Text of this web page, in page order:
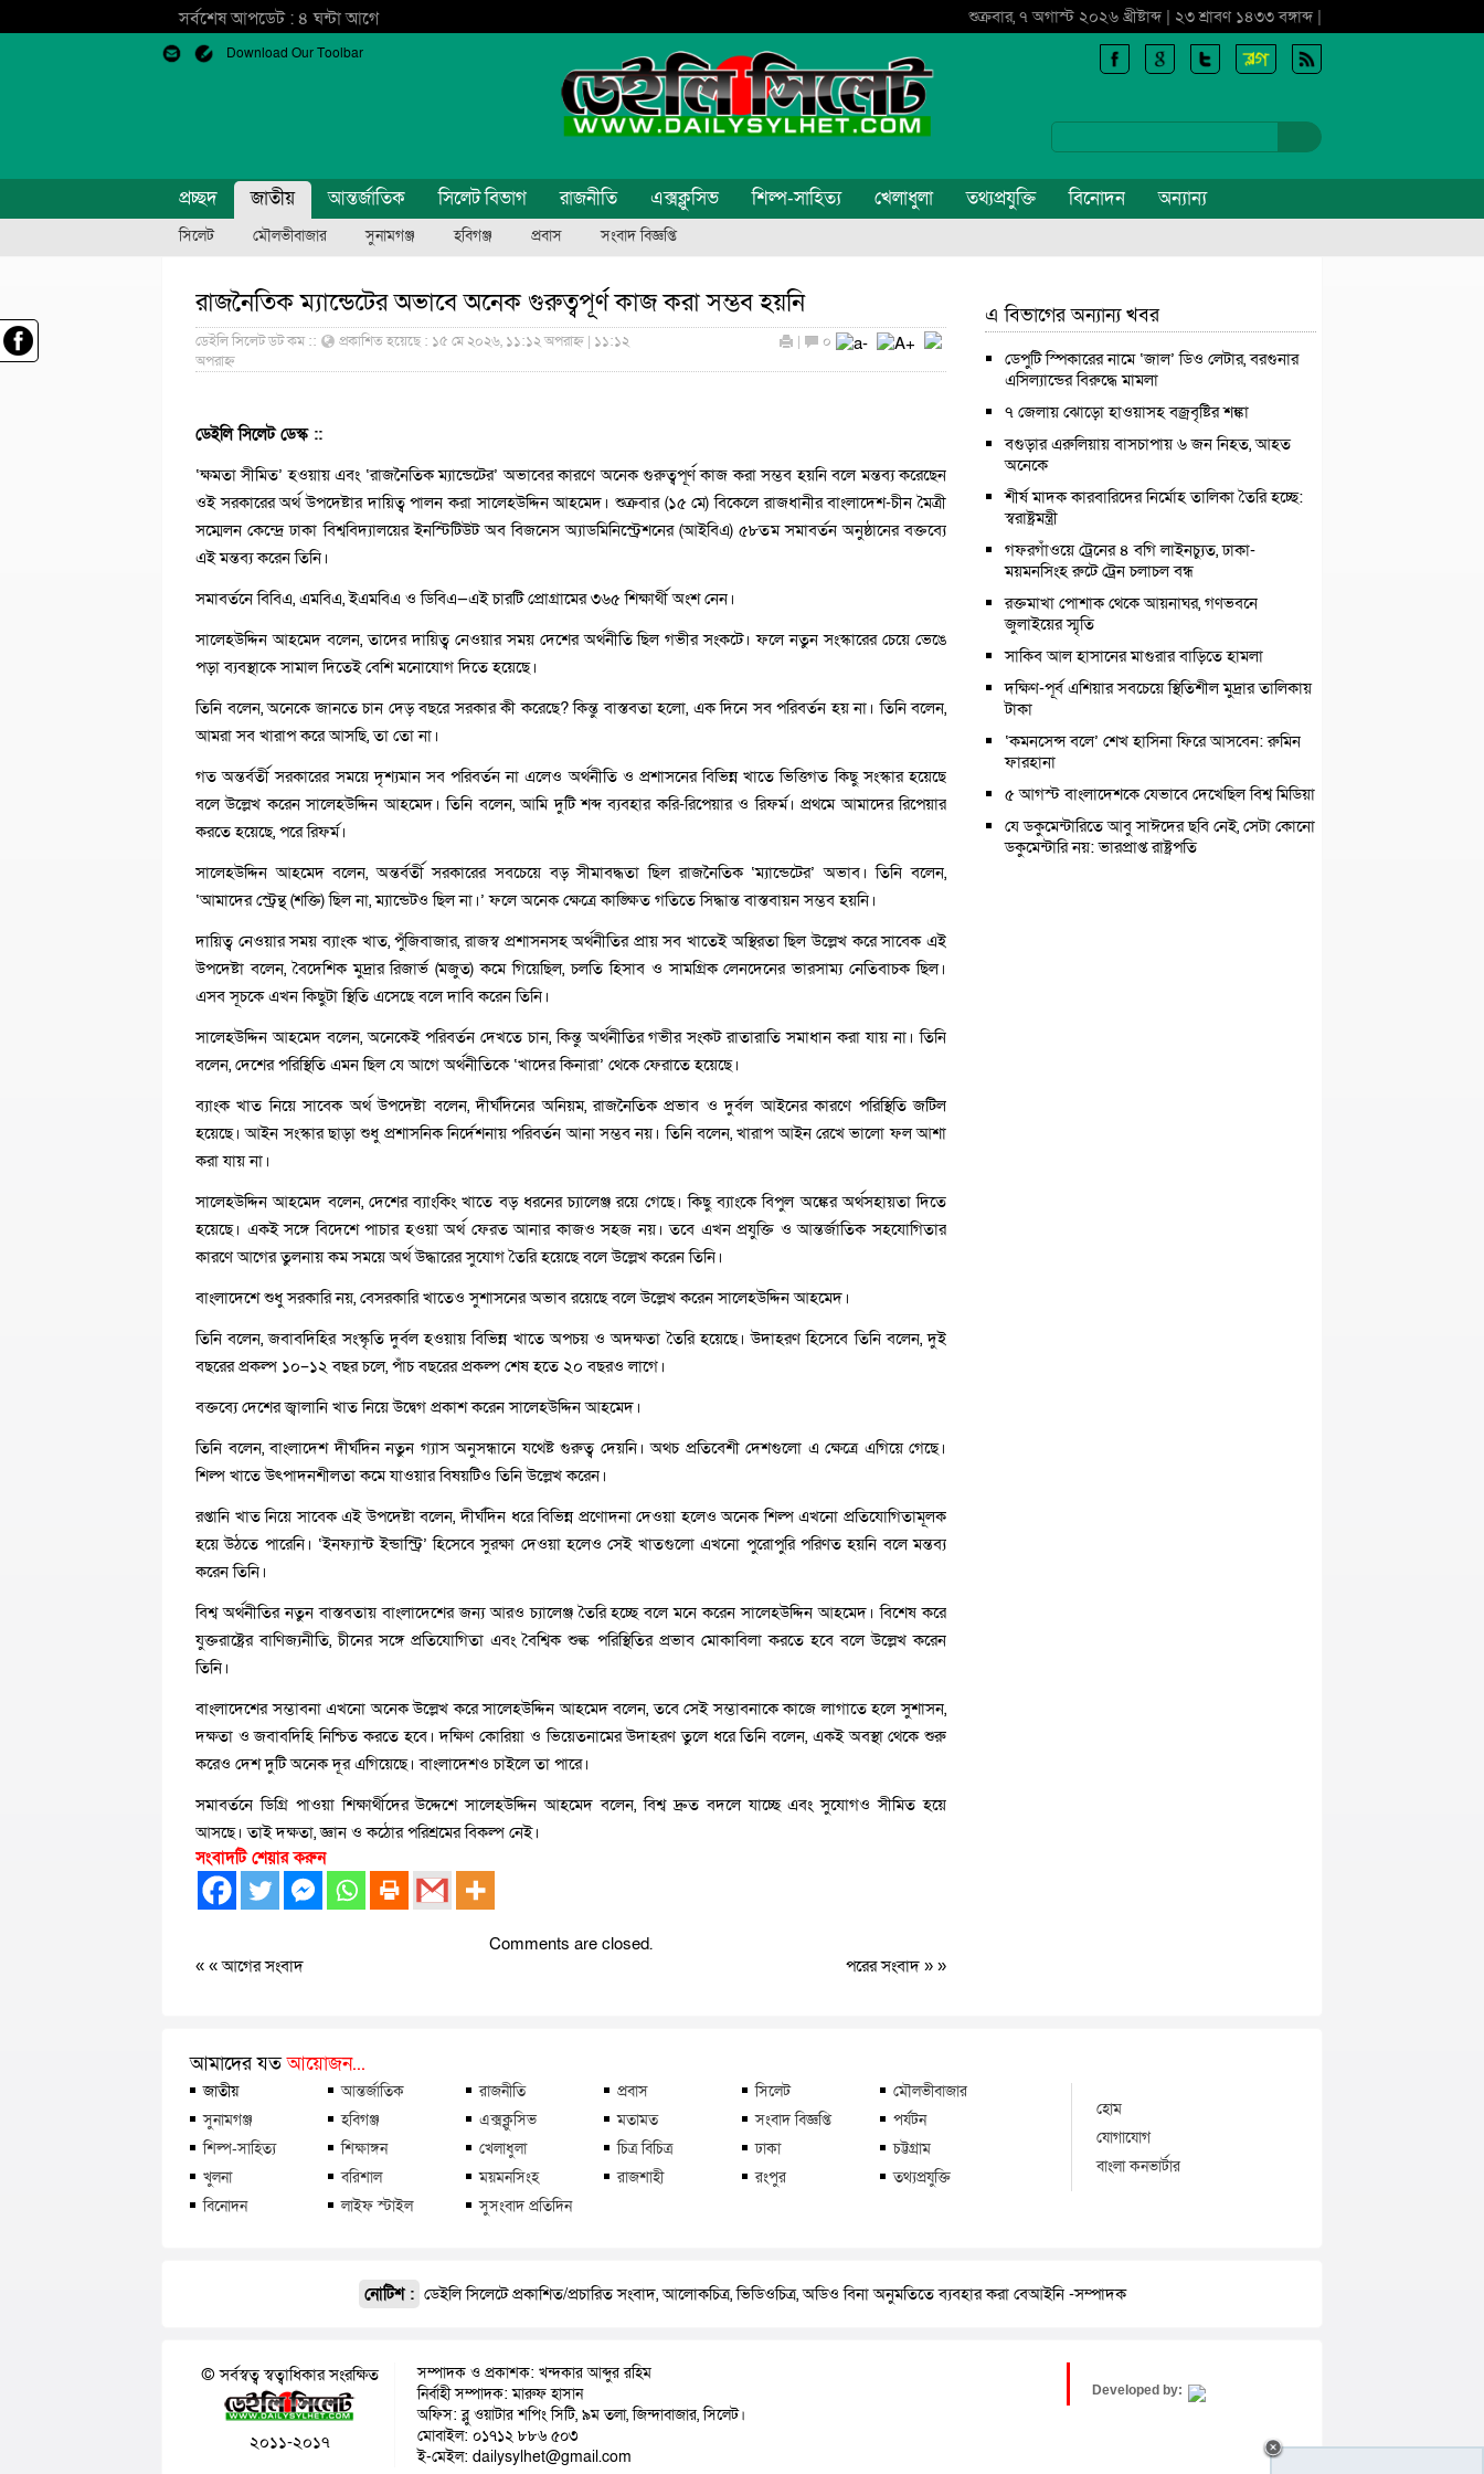
সর্বশেষ আপডেট : ৪ ঘন্টা আগে শুক্রবার, ৭ অগাস্ট ২০২৬ খ্রীষ্টাব্দ | ২৩ শ্রাবণ ১৪৩৩ বঙ্গাব্দ |
Download Our Toolbar
প্রচ্ছদ জাতীয় আন্তর্জাতিক সিলেট বিভাগ রাজনীতি এক্সক্লুসিভ শিল্প-সাহিত্য খেলাধুলা তথ্যপ্রযুক্তি বিনোদন অন্যান্য
সিলেট মৌলভীবাজার সুনামগঞ্জ হবিগঞ্জ প্রবাস সংবাদ বিজ্ঞপ্তি
রাজনৈতিক ম্যান্ডেটের অভাবে অনেক গুরুত্বপূর্ণ কাজ করা সম্ভব হয়নি
ডেইলি সিলেট ডট কম ::
প্রকাশিত হয়েছে : ১৫ মে ২০২৬, ১১:১২ অপরাহ্ন | ১১:১২
অপরাহ্ন
| ০
ডেইলি সিলেট ডেস্ক ::
‘ক্ষমতা সীমিত’ হওয়ায় এবং ‘রাজনৈতিক ম্যান্ডেটের’ অভাবের কারণে অনেক গুরুত্বপূর্ণ কাজ করা সম্ভব হয়নি বলে মন্তব্য করেছেন
ওই সরকারের অর্থ উপদেষ্টার দায়িত্ব পালন করা সালেহউদ্দিন আহমেদ। শুক্রবার (১৫ মে) বিকেলে রাজধানীর বাংলাদেশ-চীন মৈত্রী
সম্মেলন কেন্দ্রে ঢাকা বিশ্ববিদ্যালয়ের ইনস্টিটিউট অব বিজনেস অ্যাডমিনিস্ট্রেশনের (আইবিএ) ৫৮তম সমাবর্তন অনুষ্ঠানের বক্তব্যে
এই মন্তব্য করেন তিনি।
সমাবর্তনে বিবিএ, এমবিএ, ইএমবিএ ও ডিবিএ—এই চারটি প্রোগ্রামের ৩৬৫ শিক্ষার্থী অংশ নেন।
সালেহউদ্দিন আহমেদ বলেন, তাদের দায়িত্ব নেওয়ার সময় দেশের অর্থনীতি ছিল গভীর সংকটে। ফলে নতুন সংস্কারের চেয়ে ভেঙে
পড়া ব্যবস্থাকে সামাল দিতেই বেশি মনোযোগ দিতে হয়েছে।
তিনি বলেন, অনেকে জানতে চান দেড় বছরে সরকার কী করেছে? কিন্তু বাস্তবতা হলো, এক দিনে সব পরিবর্তন হয় না। তিনি বলেন,
আমরা সব খারাপ করে আসছি, তা তো না।
গত অন্তর্বর্তী সরকারের সময়ে দৃশ্যমান সব পরিবর্তন না এলেও অর্থনীতি ও প্রশাসনের বিভিন্ন খাতে ভিত্তিগত কিছু সংস্কার হয়েছে
বলে উল্লেখ করেন সালেহউদ্দিন আহমেদ। তিনি বলেন, আমি দুটি শব্দ ব্যবহার করি-রিপেয়ার ও রিফর্ম। প্রথমে আমাদের রিপেয়ার
করতে হয়েছে, পরে রিফর্ম।
সালেহউদ্দিন আহমেদ বলেন, অন্তর্বর্তী সরকারের সবচেয়ে বড় সীমাবদ্ধতা ছিল রাজনৈতিক ‘ম্যান্ডেটের’ অভাব। তিনি বলেন,
‘আমাদের স্ট্রেন্থ (শক্তি) ছিল না, ম্যান্ডেটও ছিল না।’ ফলে অনেক ক্ষেত্রে কাঙ্ক্ষিত গতিতে সিদ্ধান্ত বাস্তবায়ন সম্ভব হয়নি।
দায়িত্ব নেওয়ার সময় ব্যাংক খাত, পুঁজিবাজার, রাজস্ব প্রশাসনসহ অর্থনীতির প্রায় সব খাতেই অস্থিরতা ছিল উল্লেখ করে সাবেক এই
উপদেষ্টা বলেন, বৈদেশিক মুদ্রার রিজার্ভ (মজুত) কমে গিয়েছিল, চলতি হিসাব ও সামগ্রিক লেনদেনের ভারসাম্য নেতিবাচক ছিল।
এসব সূচকে এখন কিছুটা স্থিতি এসেছে বলে দাবি করেন তিনি।
সালেহউদ্দিন আহমেদ বলেন, অনেকেই পরিবর্তন দেখতে চান, কিন্তু অর্থনীতির গভীর সংকট রাতারাতি সমাধান করা যায় না। তিনি
বলেন, দেশের পরিস্থিতি এমন ছিল যে আগে অর্থনীতিকে ‘খাদের কিনারা’ থেকে ফেরাতে হয়েছে।
ব্যাংক খাত নিয়ে সাবেক অর্থ উপদেষ্টা বলেন, দীর্ঘদিনের অনিয়ম, রাজনৈতিক প্রভাব ও দুর্বল আইনের কারণে পরিস্থিতি জটিল
হয়েছে। আইন সংস্কার ছাড়া শুধু প্রশাসনিক নির্দেশনায় পরিবর্তন আনা সম্ভব নয়। তিনি বলেন, খারাপ আইন রেখে ভালো ফল আশা
করা যায় না।
সালেহউদ্দিন আহমেদ বলেন, দেশের ব্যাংকিং খাতে বড় ধরনের চ্যালেঞ্জ রয়ে গেছে। কিছু ব্যাংকে বিপুল অঙ্কের অর্থসহায়তা দিতে
হয়েছে। একই সঙ্গে বিদেশে পাচার হওয়া অর্থ ফেরত আনার কাজও সহজ নয়। তবে এখন প্রযুক্তি ও আন্তর্জাতিক সহযোগিতার
কারণে আগের তুলনায় কম সময়ে অর্থ উদ্ধারের সুযোগ তৈরি হয়েছে বলে উল্লেখ করেন তিনি।
বাংলাদেশে শুধু সরকারি নয়, বেসরকারি খাতেও সুশাসনের অভাব রয়েছে বলে উল্লেখ করেন সালেহউদ্দিন আহমেদ।
তিনি বলেন, জবাবদিহির সংস্কৃতি দুর্বল হওয়ায় বিভিন্ন খাতে অপচয় ও অদক্ষতা তৈরি হয়েছে। উদাহরণ হিসেবে তিনি বলেন, দুই
বছরের প্রকল্প ১০–১২ বছর চলে, পাঁচ বছরের প্রকল্প শেষ হতে ২০ বছরও লাগে।
বক্তব্যে দেশের জ্বালানি খাত নিয়ে উদ্বেগ প্রকাশ করেন সালেহউদ্দিন আহমেদ।
তিনি বলেন, বাংলাদেশ দীর্ঘদিন নতুন গ্যাস অনুসন্ধানে যথেষ্ট গুরুত্ব দেয়নি। অথচ প্রতিবেশী দেশগুলো এ ক্ষেত্রে এগিয়ে গেছে।
শিল্প খাতে উৎপাদনশীলতা কমে যাওয়ার বিষয়টিও তিনি উল্লেখ করেন।
রপ্তানি খাত নিয়ে সাবেক এই উপদেষ্টা বলেন, দীর্ঘদিন ধরে বিভিন্ন প্রণোদনা দেওয়া হলেও অনেক শিল্প এখনো প্রতিযোগিতামূলক
হয়ে উঠতে পারেনি। ‘ইনফ্যান্ট ইন্ডাস্ট্রি’ হিসেবে সুরক্ষা দেওয়া হলেও সেই খাতগুলো এখনো পুরোপুরি পরিণত হয়নি বলে মন্তব্য
করেন তিনি।
বিশ্ব অর্থনীতির নতুন বাস্তবতায় বাংলাদেশের জন্য আরও চ্যালেঞ্জ তৈরি হচ্ছে বলে মনে করেন সালেহউদ্দিন আহমেদ। বিশেষ করে
যুক্তরাষ্ট্রের বাণিজ্যনীতি, চীনের সঙ্গে প্রতিযোগিতা এবং বৈশ্বিক শুল্ক পরিস্থিতির প্রভাব মোকাবিলা করতে হবে বলে উল্লেখ করেন
তিনি।
বাংলাদেশের সম্ভাবনা এখনো অনেক উল্লেখ করে সালেহউদ্দিন আহমেদ বলেন, তবে সেই সম্ভাবনাকে কাজে লাগাতে হলে সুশাসন,
দক্ষতা ও জবাবদিহি নিশ্চিত করতে হবে। দক্ষিণ কোরিয়া ও ভিয়েতনামের উদাহরণ তুলে ধরে তিনি বলেন, একই অবস্থা থেকে শুরু
করেও দেশ দুটি অনেক দূর এগিয়েছে। বাংলাদেশও চাইলে তা পারে।
সমাবর্তনে ডিগ্রি পাওয়া শিক্ষার্থীদের উদ্দেশে সালেহউদ্দিন আহমেদ বলেন, বিশ্ব দ্রুত বদলে যাচ্ছে এবং সুযোগও সীমিত হয়ে
আসছে। তাই দক্ষতা, জ্ঞান ও কঠোর পরিশ্রমের বিকল্প নেই।
সংবাদটি শেয়ার করুন
Comments are closed.
« «আগের সংবাদ পরের সংবাদ » »
এ বিভাগের অন্যান্য খবর
ডেপুটি স্পিকারের নামে ‘জাল’ ডিও লেটার, বরগুনার
এসিল্যান্ডের বিরুদ্ধে মামলা
৭ জেলায় ঝোড়ো হাওয়াসহ বজ্রবৃষ্টির শঙ্কা
বগুড়ার এরুলিয়ায় বাসচাপায় ৬ জন নিহত, আহত
অনেকে
শীর্ষ মাদক কারবারিদের নির্মোহ তালিকা তৈরি হচ্ছে:
স্বরাষ্ট্রমন্ত্রী
গফরগাঁওয়ে ট্রেনের ৪ বগি লাইনচ্যুত, ঢাকা-
ময়মনসিংহ রুটে ট্রেন চলাচল বন্ধ
রক্তমাখা পোশাক থেকে আয়নাঘর, গণভবনে
জুলাইয়ের স্মৃতি
সাকিব আল হাসানের মাগুরার বাড়িতে হামলা
দক্ষিণ-পূর্ব এশিয়ার সবচেয়ে স্থিতিশীল মুদ্রার তালিকায়
টাকা
‘কমনসেন্স বলে’ শেখ হাসিনা ফিরে আসবেন: রুমিন
ফারহানা
৫ আগস্ট বাংলাদেশকে যেভাবে দেখেছিল বিশ্ব মিডিয়া
যে ডকুমেন্টারিতে আবু সাঈদের ছবি নেই, সেটা কোনো
ডকুমেন্টারি নয়: ভারপ্রাপ্ত রাষ্ট্রপতি
আমাদের যতআয়োজন...
জাতীয় আন্তর্জাতিক রাজনীতি প্রবাস সিলেট
মৌলভীবাজার
সুনামগঞ্জ
হবিগঞ্জ এক্সক্লুসিভ মতামত সংবাদ বিজ্ঞপ্তি
পর্যটন
শিল্প-সাহিত্য
শিক্ষাঙ্গন খেলাধুলা চিত্র বিচিত্র ঢাকা
চট্টগ্রাম
খুলনা
বরিশাল ময়মনসিংহ রাজশাহী রংপুর
তথ্যপ্রযুক্তি
বিনোদন
লাইফ স্টাইল সুসংবাদ প্রতিদিন
হোম
যোগাযোগ
বাংলা কনভার্টার
নোটিশ : ডেইলি সিলেটে প্রকাশিত/প্রচারিত সংবাদ, আলোকচিত্র, ভিডিওচিত্র, অডিও বিনা অনুমতিতে ব্যবহার করা বেআইনি -সম্পাদক
© সর্বস্বত্ব স্বত্বাধিকার সংরক্ষিত
২০১১-২০১৭
সম্পাদক ও প্রকাশক: খন্দকার আব্দুর রহিম
নির্বাহী সম্পাদক: মারুফ হাসান
অফিস: ব্লু ওয়াটার শপিং সিটি, ৯ম তলা, জিন্দাবাজার, সিলেট।
মোবাইল: ০১৭১২ ৮৮৬ ৫০৩
ই-মেইল: dailysylhet@gmail.com
Developed by: